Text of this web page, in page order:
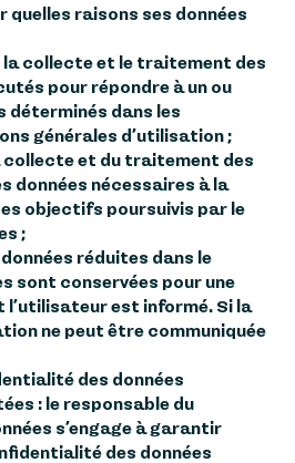
quelles raisons ses données
la collecte et le traitement des
pour répondre à un ou
déterminés dans les
générales d’utilisation ;
collecte et du traitement des
données nécessaires à la
objectifs poursuivis par le
;
réduites dans le
sont conservées pour une
l’utilisateur est informé. Si la
ne peut être communiquée
des données
: le responsable du
s’engage à garantir
des données